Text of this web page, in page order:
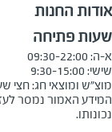
אודות החנות
שעות פתיחה
מוצ״ש ומוצאי חג: חצי
המידע האמור נמסר